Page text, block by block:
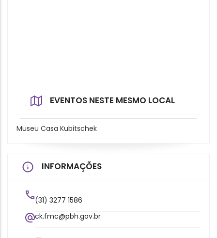
EVENTOS NESTE MESMO LOCAL
Museu Casa Kubitschek
INFORMAÇÕES
(31) 3277 1586
ck.fmc@pbh.gov.br